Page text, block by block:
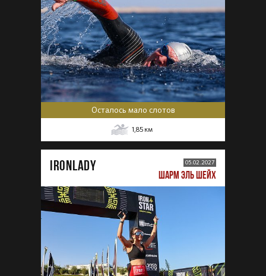
Осталось мало слотов
1,85 км
IRONLADY 05.02.2027
ШАРМ ЭЛЬ ШЕЙХ